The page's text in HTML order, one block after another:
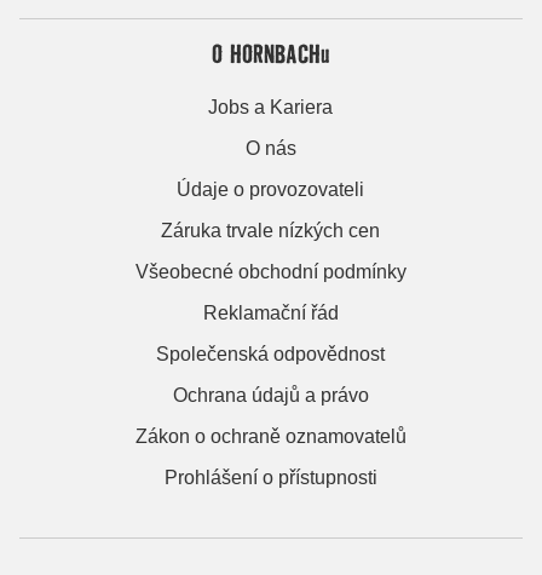
O HORNBACHu
Jobs a Kariera
O nás
Údaje o provozovateli
Záruka trvale nízkých cen
Všeobecné obchodní podmínky
Reklamační řád
Společenská odpovědnost
Ochrana údajů a právo
Zákon o ochraně oznamovatelů
Prohlášení o přístupnosti